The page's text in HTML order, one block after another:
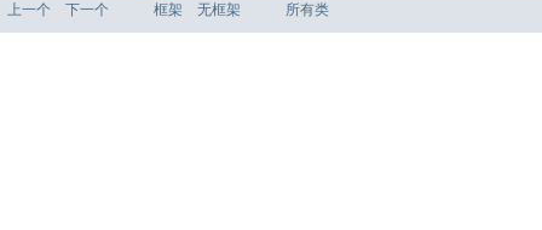
上一个 下一个 框架 无框架 所有类